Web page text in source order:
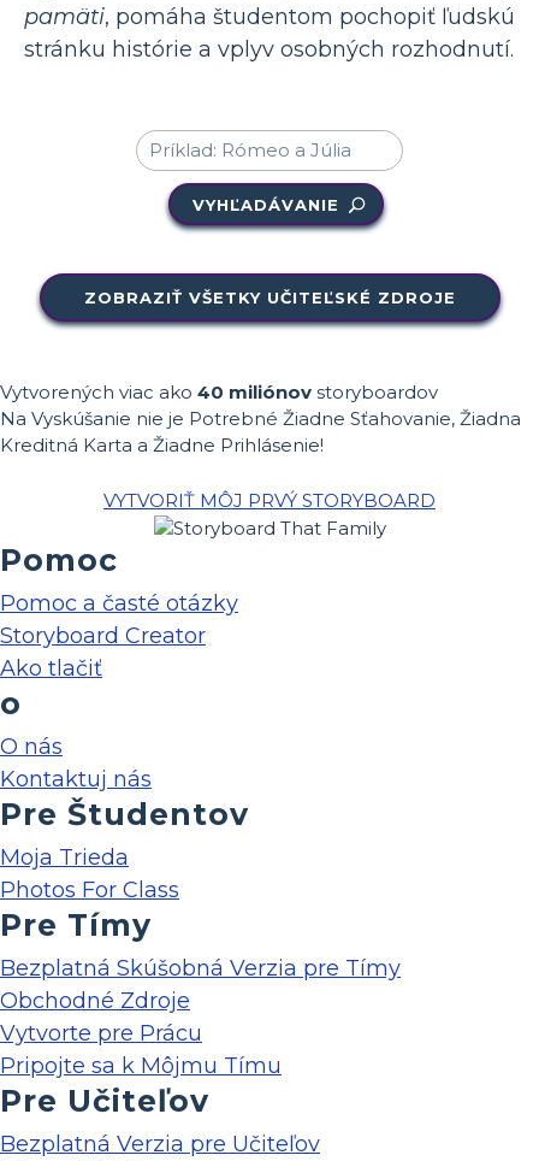
pamäti, pomáha študentom pochopiť ľudskú
stránku histórie a vplyv osobných rozhodnutí.
VYHĽADÁVANIE
ZOBRAZIŤ VŠETKY UČITEĽSKÉ ZDROJE
Vytvorených viac ako 40 miliónov storyboardov
Na Vyskúšanie nie je Potrebné Žiadne Sťahovanie, Žiadna
Kreditná Karta a Žiadne Prihlásenie!
VYTVORIŤ MÔJ PRVÝ STORYBOARD
Pomoc
Pomoc a časté otázky
Storyboard Creator
Ako tlačiť
o
O nás
Kontaktuj nás
Pre Študentov
Moja Trieda
Photos For Class
Pre Tímy
Bezplatná Skúšobná Verzia pre Tímy
Obchodné Zdroje
Vytvorte pre Prácu
Pripojte sa k Môjmu Tímu
Pre Učiteľov
Bezplatná Verzia pre Učiteľov